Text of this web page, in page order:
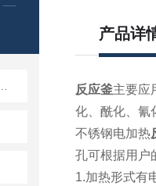
产品详
反应釜主要应
化、酰化、氰
不锈钢电加热
孔可根据用户
1.加热形式有